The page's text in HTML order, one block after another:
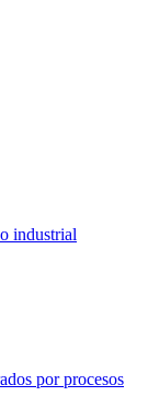
industrial
por procesos